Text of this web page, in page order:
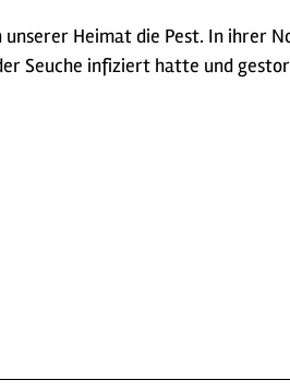
Heimat die Pest. In ihrer
Seuche infiziert hatte und